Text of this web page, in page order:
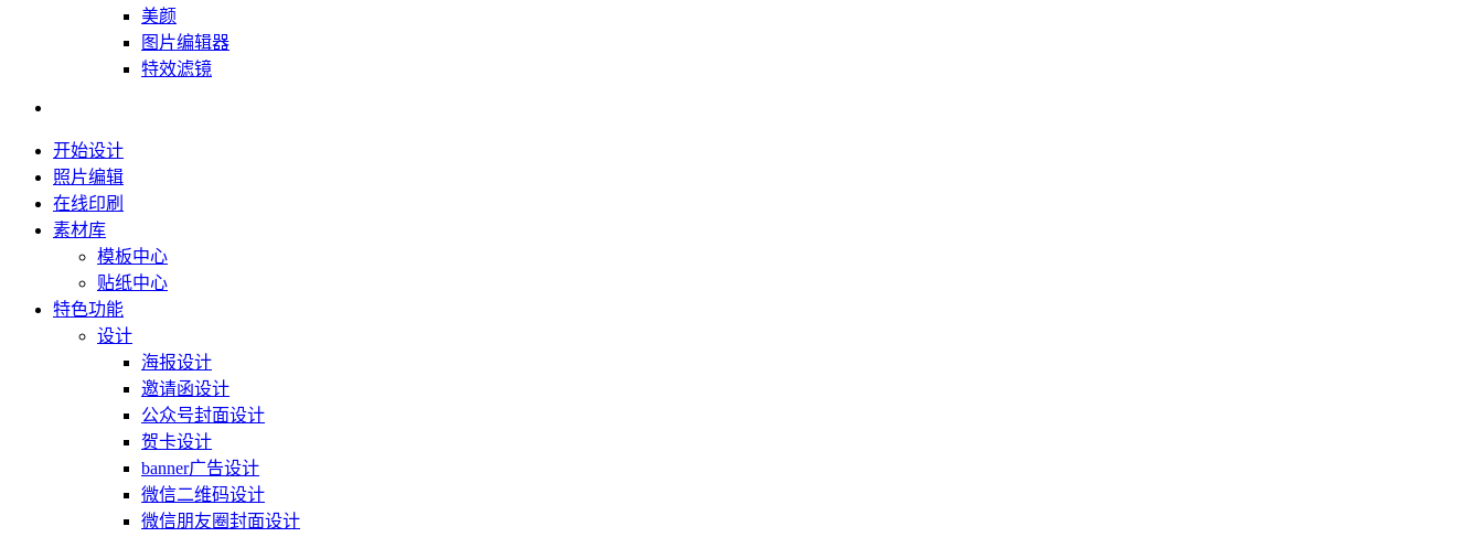
美颜
图片编辑器
特效滤镜
开始设计
照片编辑
在线印刷
素材库
模板中心
贴纸中心
特色功能
设计
海报设计
邀请函设计
公众号封面设计
贺卡设计
banner广告设计
微信二维码设计
微信朋友圈封面设计